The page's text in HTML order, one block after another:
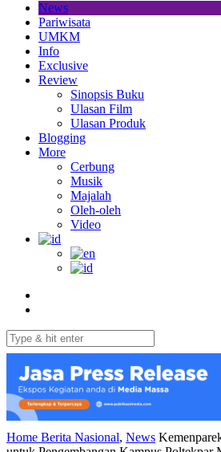
News
Pariwisata
UMKM
Info
Exclusive
Review
Sinopsis Buku
Ulasan Film
Ulasan Produk
Blogging
More
Cerbung
Musik
Majalah
Oleh-oleh
Video
Home Berita Nasional, News